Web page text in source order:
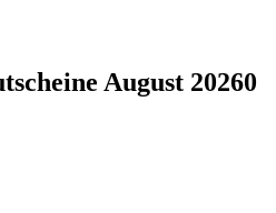
August 20260